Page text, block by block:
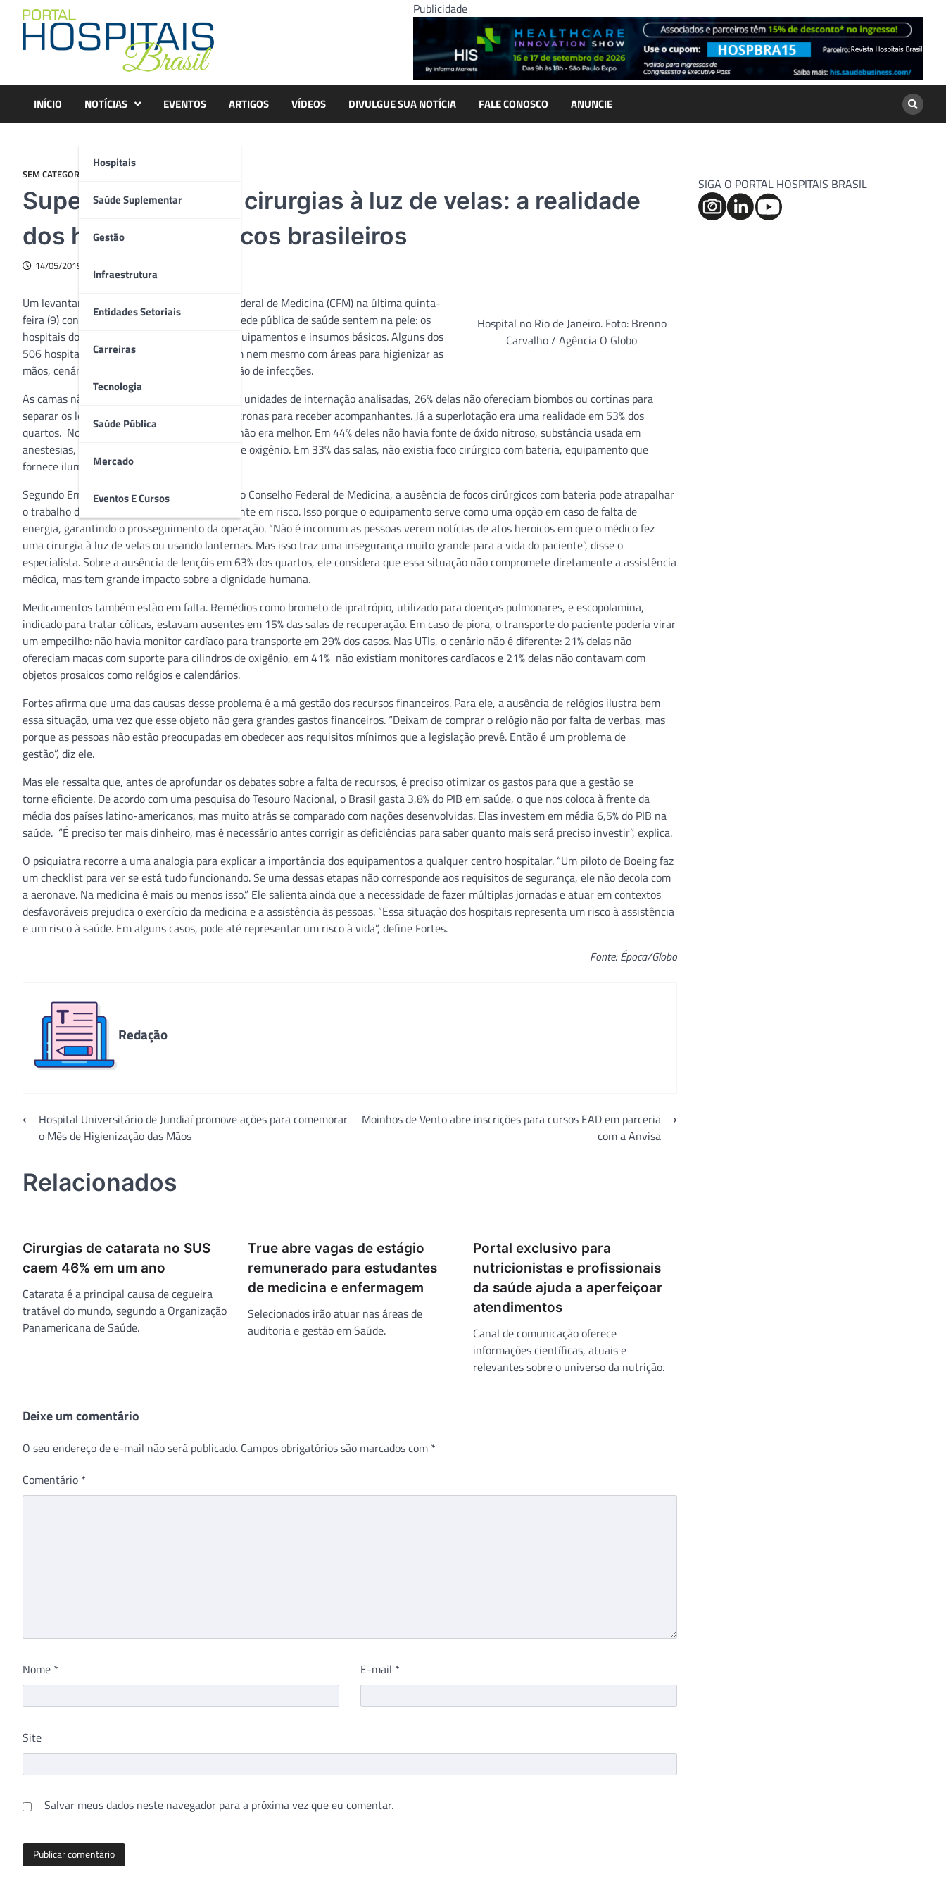
content
Publicidade
INÍCIO NOTÍCIAS
Hospitais
Saúde Suplementar
Gestão
Infraestrutura
Entidades Setoriais
Carreiras
Tecnologia
Saúde Pública
Mercado
Eventos E Cursos
EVENTOS ARTIGOS VÍDEOS DIVULGUE SUA NOTÍCIA FALE CONOSCO ANUNCIE
SEM CATEGORIA
Superlotados, com cirurgias à luz de velas: a realidade
dos hospitais públicos brasileiros
14/05/2019
Hospital no Rio de Janeiro. Foto: Brenno
Carvalho / Agência O Globo
Um levantamento divulgado pelo Conselho Federal de Medicina (CFM) na última quinta-
feira (9) confirmou aquilo que os usuários da rede pública de saúde sentem na pele: os
hospitais do país sofrem com a ausência de equipamentos e insumos básicos. Alguns dos
506 hospitais analisados pelo país não contam nem mesmo com áreas para higienizar as
mãos, cenário que pode favorecer a proliferação de infecções.
As camas não tinham lençóis em 63% das 131 unidades de internação analisadas, 26% delas não ofereciam biombos ou cortinas para
separar os leitos e 15% não dispunham de poltronas para receber acompanhantes. Já a superlotação era uma realidade em 53% dos
quartos. Nos centros cirúrgicos, o panorama não era melhor. Em 44% deles não havia fonte de óxido nitroso, substância usada em
anestesias, e 21% não contavam com fontes de oxigênio. Em 33% das salas, não existia foco cirúrgico com bateria, equipamento que
fornece iluminação caso falte luz.
Segundo Emmanuel Fortes, vice-presidente do Conselho Federal de Medicina, a ausência de focos cirúrgicos com bateria pode atrapalhar
o trabalho do médico e colocar a vida do paciente em risco. Isso porque o equipamento serve como uma opção em caso de falta de
energia, garantindo o prosseguimento da operação. “Não é incomum as pessoas verem notícias de atos heroicos em que o médico fez
uma cirurgia à luz de velas ou usando lanternas. Mas isso traz uma insegurança muito grande para a vida do paciente”, disse o
especialista. Sobre a ausência de lençóis em 63% dos quartos, ele considera que essa situação não compromete diretamente a assistência
médica, mas tem grande impacto sobre a dignidade humana.
Medicamentos também estão em falta. Remédios como brometo de ipratrópio, utilizado para doenças pulmonares, e escopolamina,
indicado para tratar cólicas, estavam ausentes em 15% das salas de recuperação. Em caso de piora, o transporte do paciente poderia virar
um empecilho: não havia monitor cardíaco para transporte em 29% dos casos. Nas UTIs, o cenário não é diferente: 21% delas não
ofereciam macas com suporte para cilindros de oxigênio, em 41% não existiam monitores cardíacos e 21% delas não contavam com
objetos prosaicos como relógios e calendários.
Fortes afirma que uma das causas desse problema é a má gestão dos recursos financeiros. Para ele, a ausência de relógios ilustra bem
essa situação, uma vez que esse objeto não gera grandes gastos financeiros. “Deixam de comprar o relógio não por falta de verbas, mas
porque as pessoas não estão preocupadas em obedecer aos requisitos mínimos que a legislação prevê. Então é um problema de
gestão”, diz ele.
Mas ele ressalta que, antes de aprofundar os debates sobre a falta de recursos, é preciso otimizar os gastos para que a gestão se
torne eficiente. De acordo com uma pesquisa do Tesouro Nacional, o Brasil gasta 3,8% do PIB em saúde, o que nos coloca à frente da
média dos países latino-americanos, mas muito atrás se comparado com nações desenvolvidas. Elas investem em média 6,5% do PIB na
saúde. “É preciso ter mais dinheiro, mas é necessário antes corrigir as deficiências para saber quanto mais será preciso investir”, explica.
O psiquiatra recorre a uma analogia para explicar a importância dos equipamentos a qualquer centro hospitalar. “Um piloto de Boeing faz
um checklist para ver se está tudo funcionando. Se uma dessas etapas não corresponde aos requisitos de segurança, ele não decola com
a aeronave. Na medicina é mais ou menos isso.” Ele salienta ainda que a necessidade de fazer múltiplas jornadas e atuar em contextos
desfavoráveis prejudica o exercício da medicina e a assistência às pessoas. “Essa situação dos hospitais representa um risco à assistência
e um risco à saúde. Em alguns casos, pode até representar um risco à vida”, define Fortes.
Fonte: Época/Globo
Redação
Navegação
⟵Hospital Universitário de Jundiaí promove ações para comemorar
o Mês de Higienização das Mãos
Moinhos de Vento abre inscrições para cursos EAD em parceria
com a Anvisa
⟶
Relacionados
Cirurgias de catarata no SUS
caem 46% em um ano
Catarata é a principal causa de cegueira
tratável do mundo, segundo a Organização
Panamericana de Saúde.
True abre vagas de estágio
remunerado para estudantes
de medicina e enfermagem
Selecionados irão atuar nas áreas de
auditoria e gestão em Saúde.
Portal exclusivo para
nutricionistas e profissionais
da saúde ajuda a aperfeiçoar
atendimentos
Canal de comunicação oferece
informações científicas, atuais e
relevantes sobre o universo da nutrição.
Deixe um comentário
O seu endereço de e-mail não será publicado. Campos obrigatórios são marcados com *
Comentário *
Nome * E-mail *
Site
Salvar meus dados neste navegador para a próxima vez que eu comentar.
SIGA O PORTAL HOSPITAIS BRASIL